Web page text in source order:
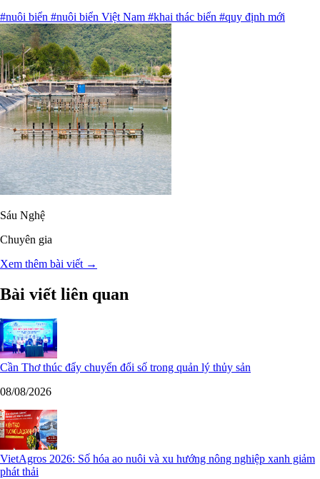
#nuôi biển #nuôi biển Việt Nam #khai thác biển #quy định mới
Sáu Nghệ
Chuyên gia
Xem thêm bài viết →
Bài viết liên quan
Cần Thơ thúc đẩy chuyển đổi số trong quản lý thủy sản
08/08/2026
VietAgros 2026: Số hóa ao nuôi và xu hướng nông nghiệp xanh giảm
phát thải